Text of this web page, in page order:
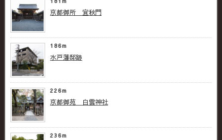
京都御所 宜秋門
186m
水戸藩邸跡
226m
京都御苑 白雲神社
236m